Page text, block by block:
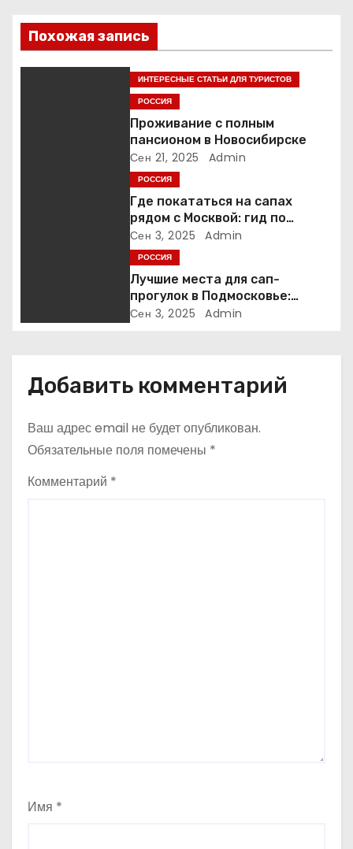
а
ц
я
Похожая запись
ИНТЕРЕСНЫЕ СТАТЬИ ДЛЯ ТУРИСТОВ
РОССИЯ
Проживание с полным
пансионом в Новосибирске
Сен 21, 2025 Admin
РОССИЯ
Где покататься на сапах
рядом с Москвой: гид по
лучшим базам отдыха
Сен 3, 2025 Admin
РОССИЯ
Лучшие места для сап-
прогулок в Подмосковье:
полный гид по локациям
Сен 3, 2025 Admin
Добавить комментарий
Ваш адрес email не будет опубликован.
Обязательные поля помечены *
Комментарий *
Имя *